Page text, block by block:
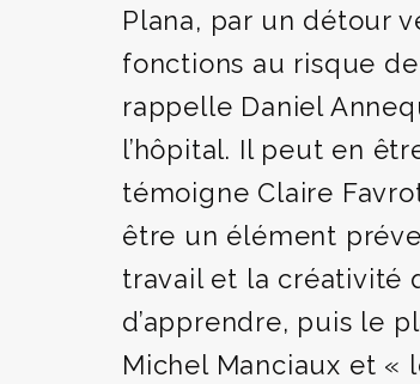
Plana, par un détour
fonctions au risque
rappelle Daniel
l’hôpital. Il peut en
témoigne Claire
être un élément
travail et la créativité
d’apprendre, puis le
Michel Manciaux et «